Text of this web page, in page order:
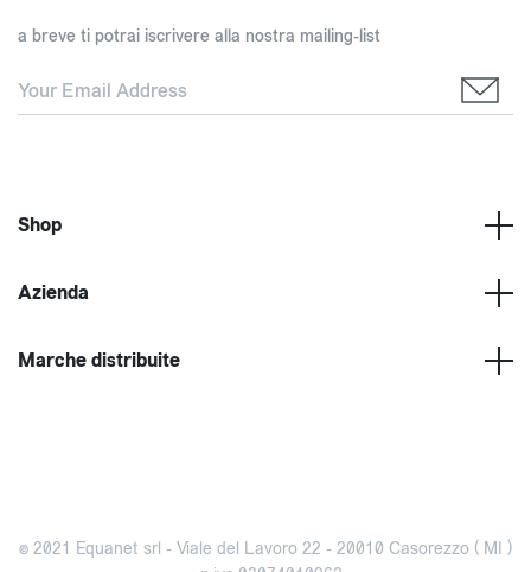
a breve ti potrai iscrivere alla nostra mailing-list
Shop
Azienda
Marche distribuite
© 2021 Equanet srl - Viale del Lavoro 22 - 20010 Casorezzo ( MI )